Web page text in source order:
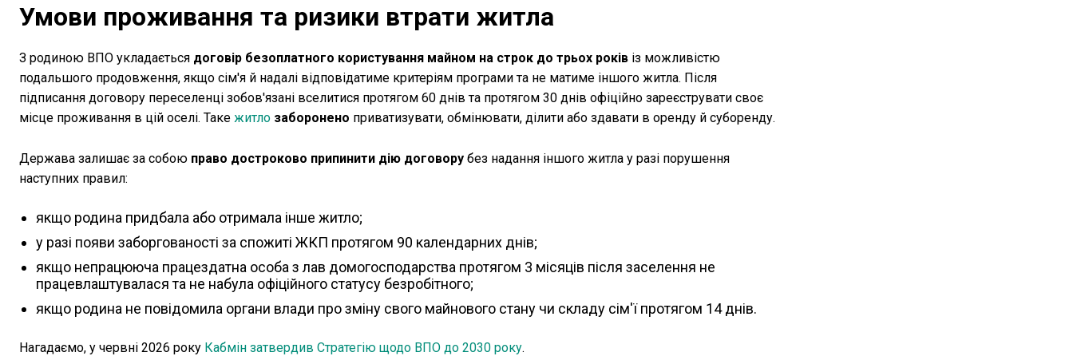
Умови проживання та ризики втрати житла
З родиною ВПО укладається договір безоплатного користування майном на строк до трьох років із можливістю
подальшого продовження, якщо сім'я й надалі відповідатиме критеріям програми та не матиме іншого житла. Після
підписання договору переселенці зобов'язані вселитися протягом 60 днів та протягом 30 днів офіційно зареєструвати своє
місце проживання в цій оселі. Таке житло заборонено приватизувати, обмінювати, ділити або здавати в оренду й суборенду.
Держава залишає за собою право достроково припинити дію договору без надання іншого житла у разі порушення
наступних правил:
якщо родина придбала або отримала інше житло;
у разі появи заборгованості за спожиті ЖКП протягом 90 календарних днів;
якщо непрацююча працездатна особа з лав домогосподарства протягом 3 місяців після заселення не
працевлаштувалася та не набула офіційного статусу безробітного;
якщо родина не повідомила органи влади про зміну свого майнового стану чи складу сім'ї протягом 14 днів.
Нагадаємо, у червні 2026 року Кабмін затвердив Стратегію щодо ВПО до 2030 року.